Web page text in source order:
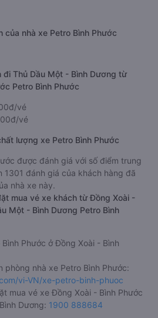
của nhà xe Petro Bình Phước
đi Thủ Dầu Một - Bình Dương từ
Petro Bình Phước
vé
vé
lượng xe Petro Bình Phước
được đánh giá với số điểm trung
đánh giá của khách hàng đã
nhà xe này.
mua vé xe khách từ Đồng Xoài -
Một - Bình Dương Petro Bình
Phước ở Đồng Xoài - Bình
phòng nhà xe Petro Bình Phước:
vi-VN/xe-petro-binh-phuoc
mua vé xe Đồng Xoài - Bình Phước
Dương: 1900 888684